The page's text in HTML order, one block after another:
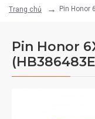
Trang chủ Pin Honor
Pin Honor